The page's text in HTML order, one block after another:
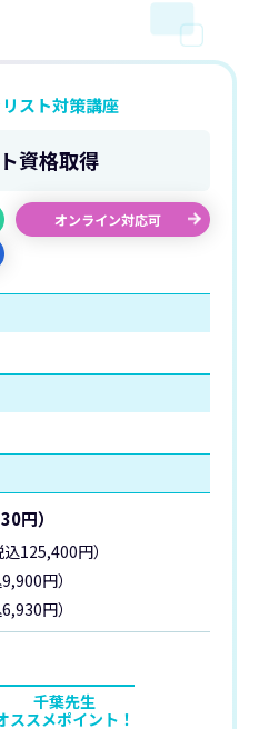
スト対策講座
資格取得
オンライン対応可
円）
125,400円）
円）
円）
千葉先生
ススメポイント！